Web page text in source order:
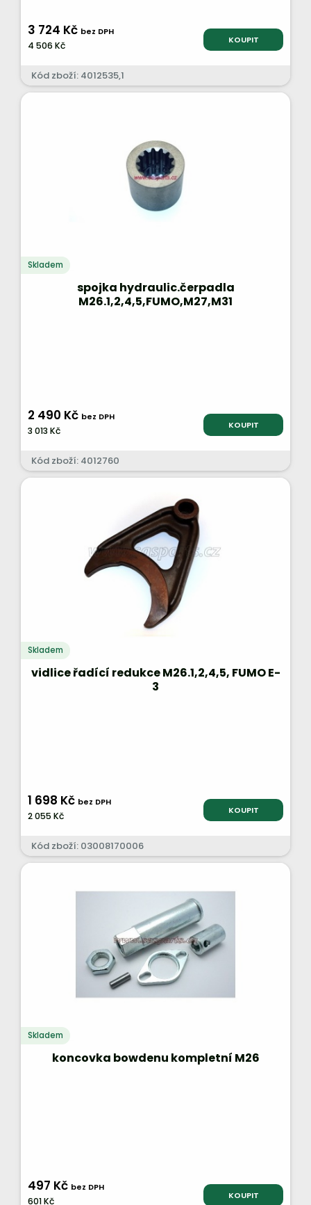
3 724 Kč bez DPH
4 506 Kč KOUPIT
Kód zboží: 4012535,1
Skladem
spojka hydraulic.čerpadla
M26.1,2,4,5,FUMO,M27,M31
2 490 Kč bez DPH
3 013 Kč KOUPIT
Kód zboží: 4012760
Skladem
vidlice řadící redukce M26.1,2,4,5, FUMO E-
3
1 698 Kč bez DPH
2 055 Kč KOUPIT
Kód zboží: 03008170006
Skladem
koncovka bowdenu kompletní M26
497 Kč bez DPH
601 Kč KOUPIT